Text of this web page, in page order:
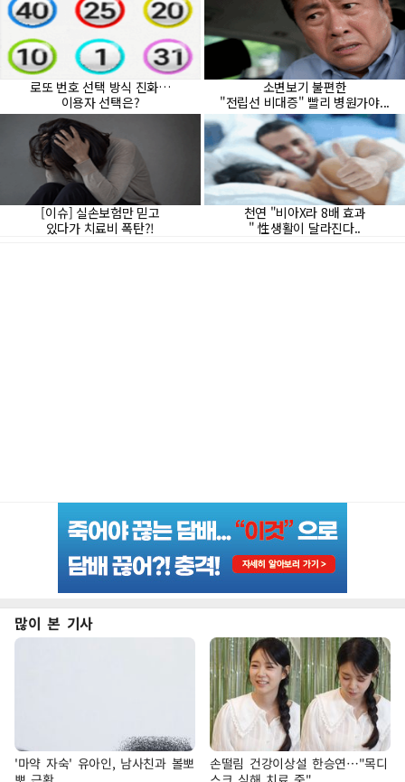
많이 본 기사
'마약 자숙' 유아인, 남사친과 볼뽀
손떨림 건강이상설 한승연…"목디